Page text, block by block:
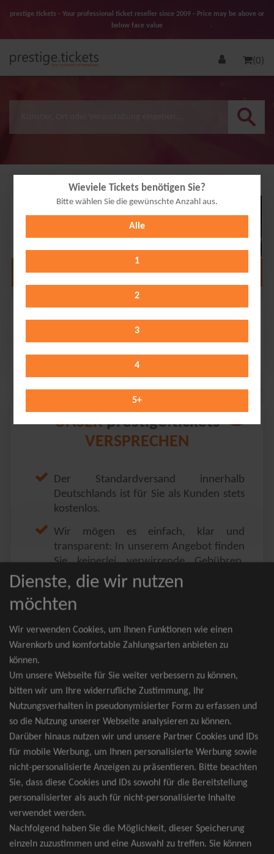
prestige.tickets - Your professional ticket reseller since 2009 - Price may be above or
below face value
(0)
Wieviele Tickets benötigen Sie?
Bitte wählen Sie die gewünschte Anzahl aus.
Alle
1
2
3
4
5+
29
Alle Termine anzeigen
Tuesday 29.09.2026
UNSERprestige.tickets
VERSPRECHEN
Der Standardversand innerhalb
Deutschlands ist für Sie als Kunden stets
kostenlos.
Wir mögen es einfach, klar und
transparent: In unserem Angebot finden
Sie keinerlei verwirrende Gebühren,
Zusatzangebote oder ähnliches.
Sie erhalten ausschließlich
zusammenhängende Sitzplätze, welche
nach der Bestplatzbuchung vergeben
werden.
wider Erwarten doch nicht verfügbar
sein, erhalten Sie von uns Tickets für die
nächst bessere Kategorie. Und das
kostenfrei und völlig automatisch.
TOP-Events
André Rieu Tickets
David Garrett Tickets
Andrea Berg Tickets
Dienste, die wir nutzen
möchten
Wir verwenden Cookies, um Ihnen Funktionen wie einen
Warenkorb und komfortable Zahlungsarten anbieten zu
können.
Um unsere Webseite für Sie weiter verbessern zu können,
bitten wir um Ihre widerrufliche Zustimmung, Ihr
Nutzungsverhalten in pseudonymisierter Form zu erfassen und
so die Nutzung unserer Webseite analysieren zu können.
Darüber hinaus nutzen wir und unsere Partner Cookies und IDs
für mobile Werbung, um Ihnen personalisierte Werbung sowie
nicht-personalisierte Anzeigen zu präsentieren. Bitte beachten
Sie, dass diese Cookies und IDs sowohl für die Bereitstellung
personalisierter als auch für nicht-personalisierte Inhalte
verwendet werden.
Nachfolgend haben Sie die Möglichkeit, dieser Speicherung
einzeln zuzustimmen und eine Auswahl zu treffen. Sie können